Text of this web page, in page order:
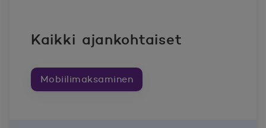
Kaikki ajankohtaiset
Mobiilimaksaminen